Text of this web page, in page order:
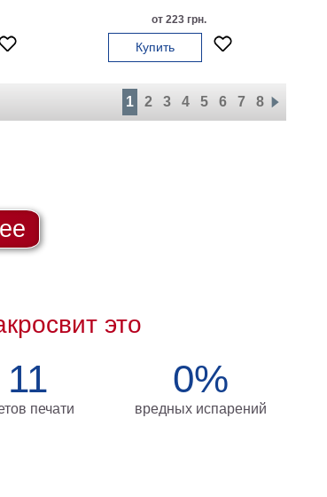
от 223 грн.
Купить
1 2 3 4 5 6 7 8
это
11
печати
0%
вредных испарений